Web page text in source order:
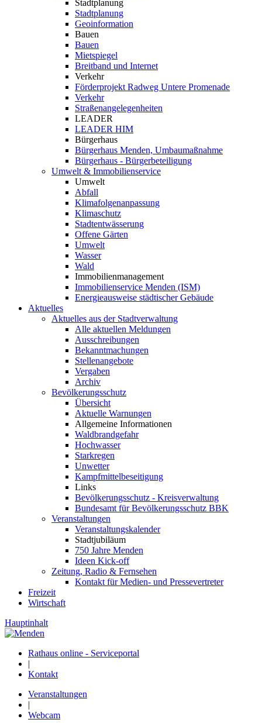
Stadtplanung
Stadtplanung
Geoinformation
Bauen
Bauen
Mietspiegel
Breitband und Internet
Verkehr
Förderprojekt Radweg Untere Promenade
Verkehr
Straßenangelegenheiten
LEADER
LEADER HIM
Bürgerhaus
Bürgerhaus Menden, Umbaumaßnahme
Bürgerhaus - Bürgerbeteiligung
Umwelt & Immobilienservice
Umwelt
Abfall
Klimafolgenanpassung
Klimaschutz
Stadtentwässerung
Offene Gärten
Umwelt
Wasser
Wald
Immobilienmanagement
Immobilienservice Menden (ISM)
Energieausweise städtischer Gebäude
Aktuelles
Aktuelles aus der Stadtverwaltung
Alle aktuellen Meldungen
Ausschreibungen
Bekanntmachungen
Stellenangebote
Vergaben
Archiv
Bevölkerungsschutz
Übersicht
Aktuelle Warnungen
Allgemeine Informationen
Waldbrandgefahr
Hochwasser
Starkregen
Unwetter
Kampfmittelbeseitigung
Links
Bevölkerungsschutz - Kreisverwaltung
Bundesamt für Bevölkerungsschutz BBK
Veranstaltungen
Veranstaltungskalender
Stadtjubiläum
750 Jahre Menden
Ideen Kick-off
Zeitung, Radio & Fernsehen
Kontakt für Medien- und Pressevertreter
Freizeit
Wirtschaft
Hauptinhalt
Rathaus online - Serviceportal
|
Kontakt
Veranstaltungen
|
Webcam